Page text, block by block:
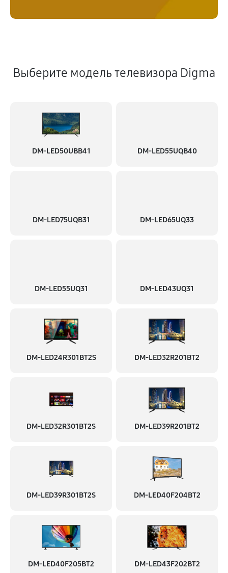
Выберите модель телевизора Digma
DM-LED50UBB41 DM-LED55UQB40
DM-LED75UQB31 DM-LED65UQ33
DM-LED55UQ31 DM-LED43UQ31
DM-LED24R301BT2S DM-LED32R201BT2
DM-LED32R301BT2S DM-LED39R201BT2
DM-LED39R301BT2S DM-LED40F204BT2
DM-LED40F205BT2 DM-LED43F202BT2